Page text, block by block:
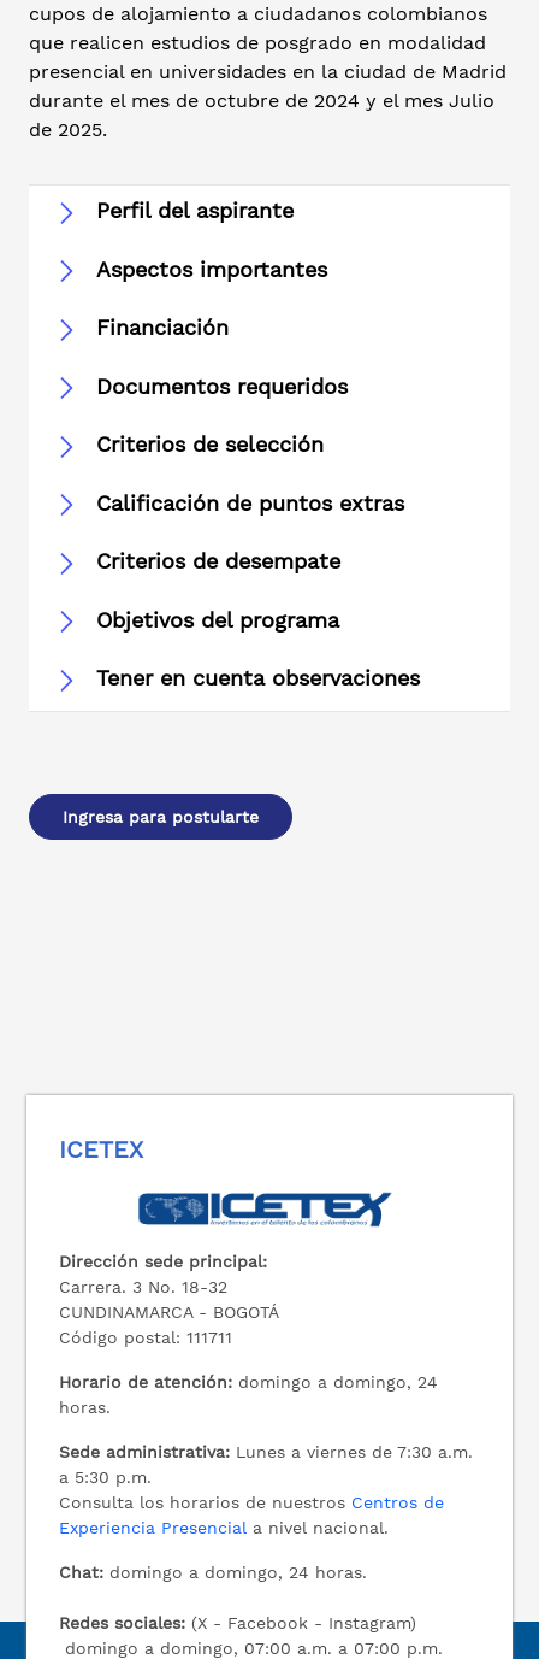
cupos de alojamiento a ciudadanos colombianos
que realicen estudios de posgrado en modalidad
presencial en universidades en la ciudad de Madrid
durante el mes de octubre de 2024 y el mes Julio
de 2025.
Perfil del aspirante
Aspectos importantes
Financiación
Documentos requeridos
Criterios de selección
Calificación de puntos extras
Criterios de desempate
Objetivos del programa
Tener en cuenta observaciones
Ingresa para postularte
ICETEX
Dirección sede principal:
Carrera. 3 No. 18-32
CUNDINAMARCA - BOGOTÁ
Código postal: 111711
Horario de atención: domingo a domingo, 24
horas.
Sede administrativa: Lunes a viernes de 7:30 a.m.
a 5:30 p.m.
Consulta los horarios de nuestros Centros de
Experiencia Presencial a nivel nacional.
Chat: domingo a domingo, 24 horas.
Redes sociales: (X - Facebook - Instagram)
domingo a domingo, 07:00 a.m. a 07:00 p.m.